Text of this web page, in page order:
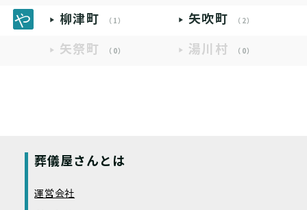
柳津町 （1） 矢吹町 （2）
矢祭町 （0） 湯川村 （0）
葬儀屋さんとは
運営会社